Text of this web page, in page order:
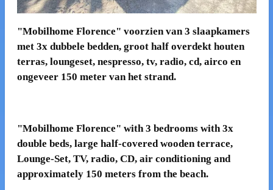
"Mobilhome Florence" voorzien van 3 slaapkamers
met 3x dubbele bedden, groot half overdekt houten
terras, loungeset, nespresso, tv, radio, cd, airco en
ongeveer 150 meter van het strand.
"Mobilhome Florence" with 3 bedrooms with 3x
double beds, large half-covered wooden terrace,
Lounge-Set, TV, radio, CD, air conditioning and
approximately 150 meters from the beach.